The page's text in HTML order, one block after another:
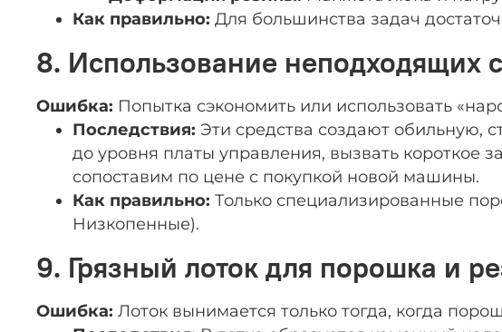
Как правильно: Для большинства задач
8. Использование неподходящих
Ошибка: Попытка сэкономить или использовать
Последствия: Эти средства создают обильную,
до уровня платы управления, вызвать короткое
сопоставим по цене с покупкой новой машины.
Как правильно: Только специализированные
Низкопенные).
9. Грязный лоток для порошка и
Ошибка: Лоток вынимается только тогда, когда